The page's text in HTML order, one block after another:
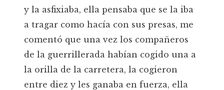
y la asfixiaba, ella pensaba que se la iba
a tragar como hacía con sus presas, me
comentó que una vez los compañeros
de la guerrillerada habían cogido una a
la orilla de la carretera, la cogieron
entre diez y les ganaba en fuerza, ella